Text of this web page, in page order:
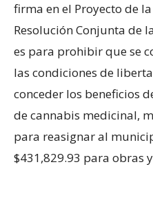
firma en el Proyecto de
Resolución Conjunta de
es para prohibir que se
las condiciones de
conceder los beneficios
de cannabis medicinal,
para reasignar al
$431,829.93 para obras